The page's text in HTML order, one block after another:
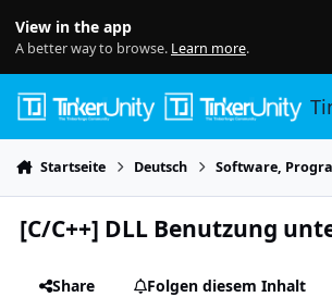
View in the app
A better way to browse. Learn more.
Startseite Deutsch Software,
[C/C++] DLL Benutzung
Share
Folgen diesem Inhalt